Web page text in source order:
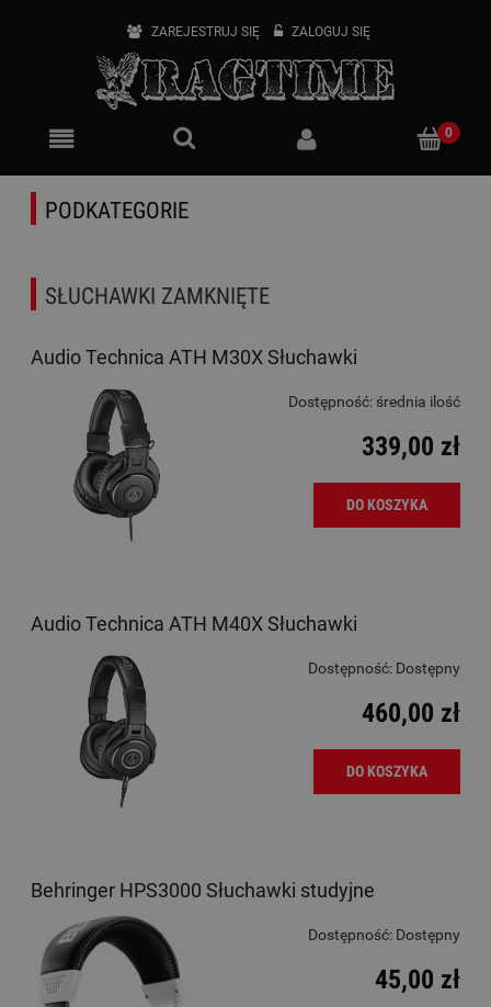
ZAREJESTRUJ SIĘ ZALOGUJ SIĘ
PODKATEGORIE
SŁUCHAWKI ZAMKNIĘTE
Audio Technica ATH M30X Słuchawki
Dostępność: średnia ilość
339,00 zł
DO KOSZYKA
Audio Technica ATH M40X Słuchawki
Dostępność: Dostępny
460,00 zł
DO KOSZYKA
Behringer HPS3000 Słuchawki studyjne
Dostępność: Dostępny
45,00 zł